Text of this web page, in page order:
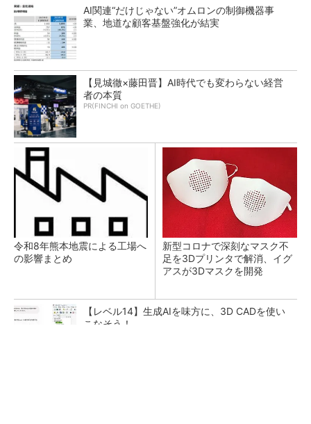
AI関連“だけじゃない”オムロンの制御機器事
業、地道な顧客基盤強化が結実
【見城徹×藤田晋】AI時代でも変わらない経営
者の本質
PR(FINCHI on GOETHE)
令和8年熊本地震による工場へ
の影響まとめ
新型コロナで深刻なマスク不
足を3Dプリンタで解消、イグ
アスが3Dマスクを開発
【レベル14】生成AIを味方に、3D CADを使い
こなそう！